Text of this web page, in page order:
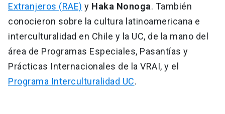
Extranjeros (RAE) y Haka Nonoga. También
conocieron sobre la cultura latinoamericana e
interculturalidad en Chile y la UC, de la mano del
área de Programas Especiales, Pasantías y
Prácticas Internacionales de la VRAI, y el
Programa Interculturalidad UC.